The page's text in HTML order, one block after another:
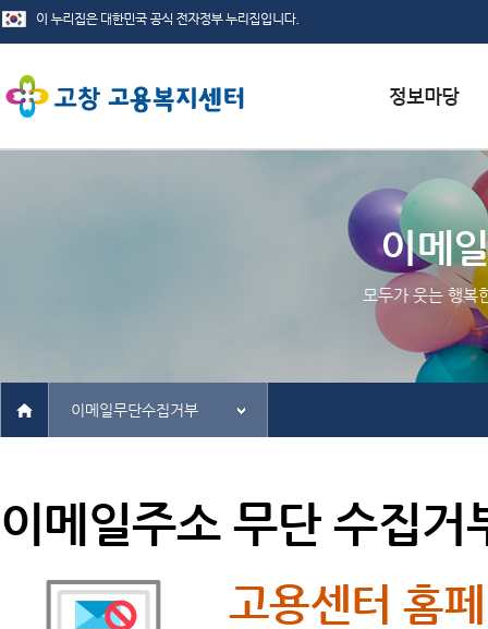
서식자료실
채용정보
인재정보
관련사이트
이메
모두가 웃는 행복
이메일무단수집거부
이메일주소 무단 수집거
고용센터 홈